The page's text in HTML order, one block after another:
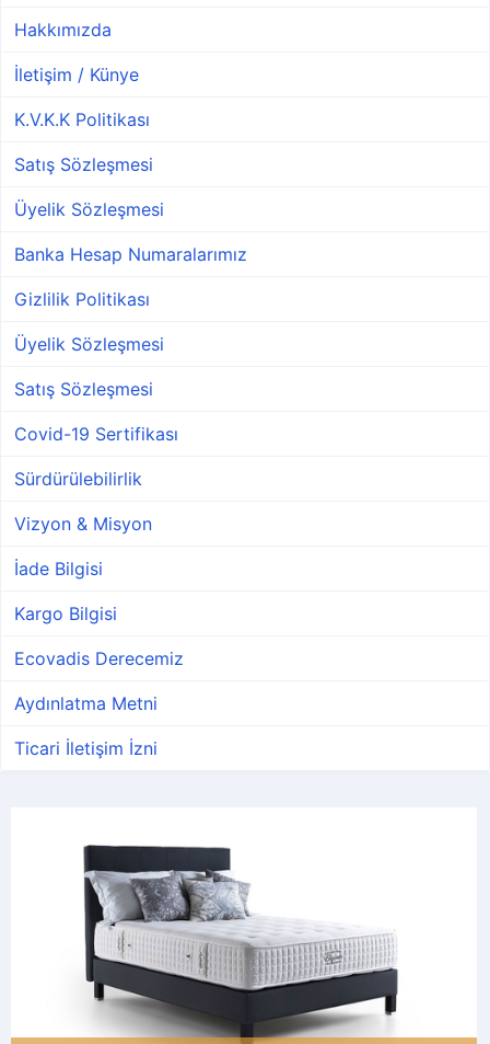
Hakkımızda
İletişim / Künye
K.V.K.K Politikası
Satış Sözleşmesi
Üyelik Sözleşmesi
Banka Hesap Numaralarımız
Gizlilik Politikası
Üyelik Sözleşmesi
Satış Sözleşmesi
Covid-19 Sertifikası
Sürdürülebilirlik
Vizyon & Misyon
İade Bilgisi
Kargo Bilgisi
Ecovadis Derecemiz
Aydınlatma Metni
Ticari İletişim İzni